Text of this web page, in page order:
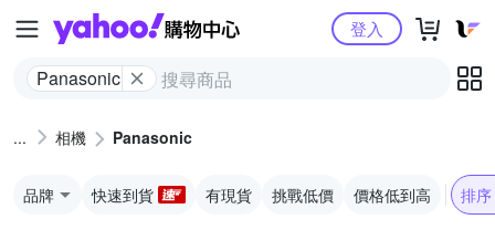
Yahoo購物中心
Panasonic
登入
相機 Panasonic
品牌 快速到貨 有現貨 挑戰低價 價格低到高 排序